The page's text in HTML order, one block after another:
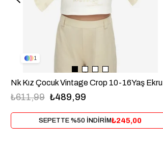
1
Nk Kız Çocuk Vintage Crop 10-16Yaş Ekru
₺489,99
₺611,99
SEPETTE %50 İNDİRİM₺245,00